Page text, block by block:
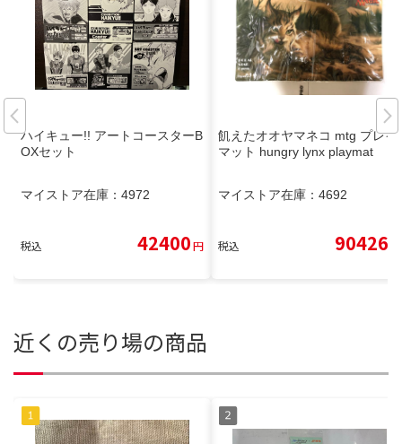
ハイキュー!! アートコースターB
OXセット
マイストア在庫： 4972
税込 42400円
飢えたオオヤマネコ mtg プレイ
マット hungry lynx playmat
マイストア在庫： 4692
税込 90426
近くの売り場の商品